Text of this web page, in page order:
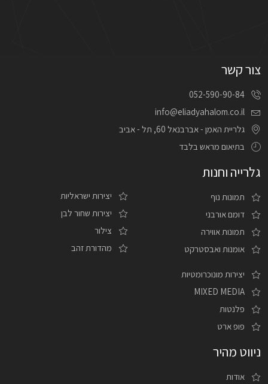
צור קשר
052-590-90-84
info@eliadyahalom.co.il
גלריית האמן - אברבנאל 60, תל - אביב
בתיאום מראש בלבד
גלרייה וחנות
תמונות נוף
דומם אורבני
תמונות אווירה
אומנות ואבסטרקט
יצירות ישראליות
יצירות שחור לבן
צילור
מהדורת זהב
יצירות מונוכרומטיות
MIXED MEDIA
פלנטות
פופ ארט
ניווט מהיר
אודות